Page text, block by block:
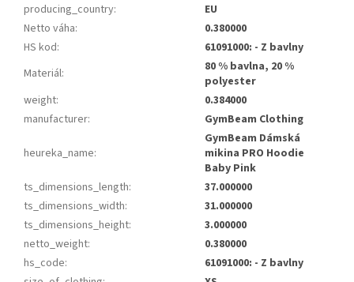
producing_country:
EU
Netto váha:
0.380000
HS kod:
61091000: - Z bavlny
Materiál:
80 % bavlna, 20 %
polyester
weight:
0.384000
manufacturer: GymBeam Clothing
heureka_name:
GymBeam Dámská
mikina PRO Hoodie
Baby Pink
ts_dimensions_length:
37.000000
ts_dimensions_width:
31.000000
ts_dimensions_height:
3.000000
netto_weight:
0.380000
hs_code:
61091000: - Z bavlny